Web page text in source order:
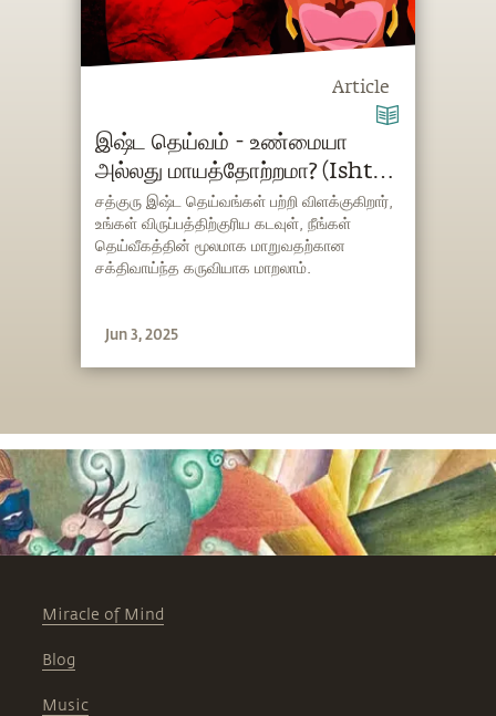
Article
இஷ்ட தெய்வம் - உண்மையா
அல்லது மாயத்தோற்றமா? (Ishta
Deivam Tamil)
சத்குரு இஷ்ட தெய்வங்கள் பற்றி விளக்குகிறார்,
உங்கள் விருப்பத்திற்குரிய கடவுள், நீங்கள்
தெய்வீகத்தின் மூலமாக மாறுவதற்கான
சக்திவாய்ந்த கருவியாக மாறலாம்.
Jun 3, 2025
Miracle of Mind
Blog
Music